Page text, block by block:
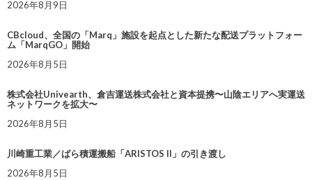
2026年8月9日
CBcloud、全国の「Marq」施設を起点とした新たな配送プラットフォー
ム「MarqGO」開始
2026年8月5日
株式会社Univearth、倉吉運送株式会社と資本提携〜山陰エリアへ実運送
ネットワークを拡大〜
2026年8月5日
川崎重工業／ばら積運搬船「ARISTOS II」の引き渡し
2026年8月5日